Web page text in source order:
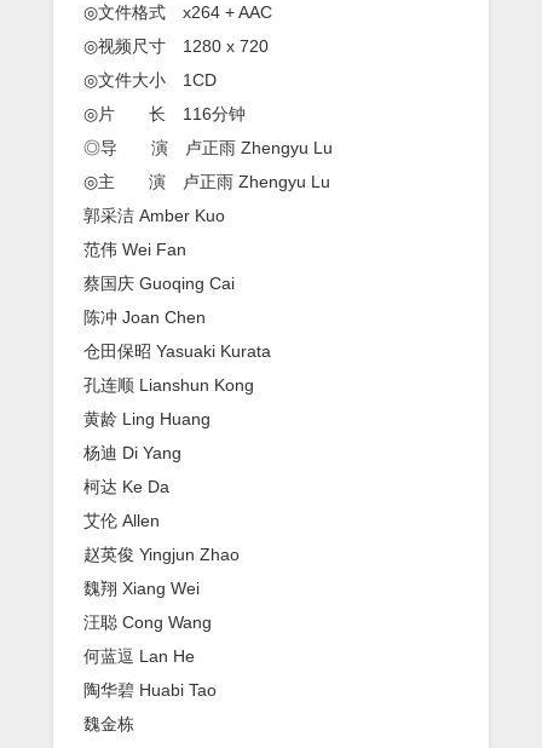
◎文件格式 x264 + AAC
◎视频尺寸 1280 x 720
◎文件大小 1CD
◎片 长 116分钟
◎导 演 卢正雨 Zhengyu Lu
◎主 演 卢正雨 Zhengyu Lu
郭采洁 Amber Kuo
范伟 Wei Fan
蔡国庆 Guoqing Cai
陈冲 Joan Chen
仓田保昭 Yasuaki Kurata
孔连顺 Lianshun Kong
黄龄 Ling Huang
杨迪 Di Yang
柯达 Ke Da
艾伦 Allen
赵英俊 Yingjun Zhao
魏翔 Xiang Wei
汪聪 Cong Wang
何蓝逗 Lan He
陶华碧 Huabi Tao
魏金栋